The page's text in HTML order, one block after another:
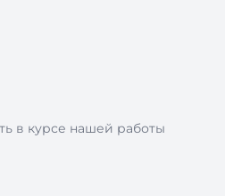
в курсе нашей работы